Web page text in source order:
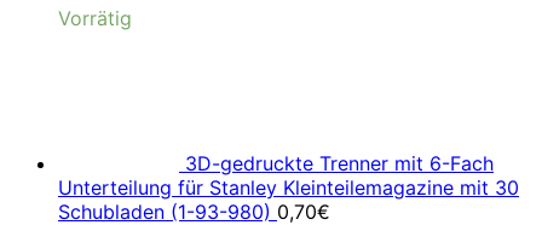
Vorrätig
3D-gedruckte Trenner mit 6-Fach
Unterteilung für Stanley Kleinteilemagazine mit 30
Schubladen (1-93-980) 0,70€